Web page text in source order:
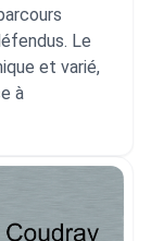
Le
et varié,
à